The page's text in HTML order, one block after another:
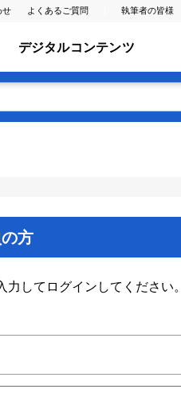
せ よくあるご質問 執筆者の皆様
デジタルコンテンツ
方
してログインしてください。